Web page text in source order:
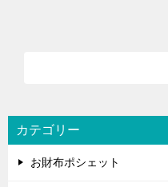
シ
ョ
カテゴリー
お財布ポシェット